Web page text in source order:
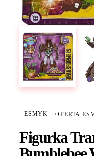
ESMYK ·OFERTA
Figurka